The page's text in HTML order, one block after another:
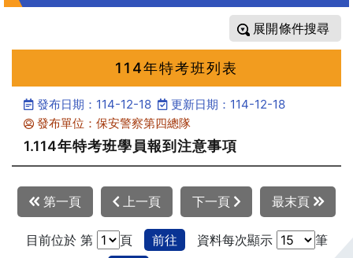
條件搜尋
114年特考班列表
發布日期：114-12-18
更新日期：114-12-18
發布單位：保安警察第四總隊
1.114年特考班學員報到注意事項
第一頁 上一頁 下一頁 最末頁
目前位於 第 頁 前往 資料每次顯示
筆